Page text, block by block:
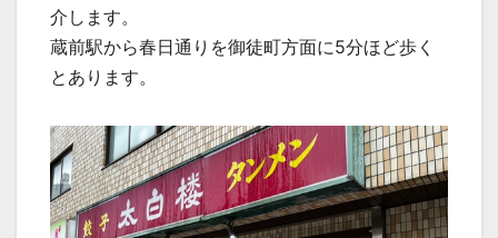
介します。
蔵前駅から春日通りを御徒町方面に5分ほど歩く
とあります。